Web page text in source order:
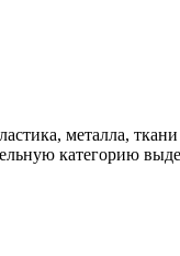
металла,
категорию